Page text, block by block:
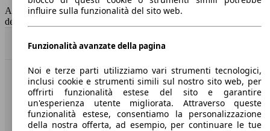
AutoScout24 non si assume alcuna responsabilità per la correttezza
dei dati.
Benvenuti su AutoScout24, il mercato auto europeo.
Società
influire sulla funzionalità del sito web.
Funzionalità avanzate della pagina
Noi e terze parti utilizziamo vari strumenti tecnologici,
inclusi cookie e strumenti simili sul nostro sito web, per
offrirti funzionalità estese del sito e garantire
un'esperienza utente migliorata. Attraverso queste
funzionalità estese, consentiamo la personalizzazione
della nostra offerta, ad esempio, per continuare le tue